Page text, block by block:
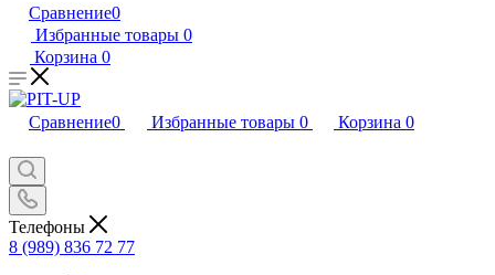
Сравнение0
Избранные товары 0
Корзина 0
Сравнение0 Избранные товары 0 Корзина 0
Телефоны
8 (989) 836 72 77